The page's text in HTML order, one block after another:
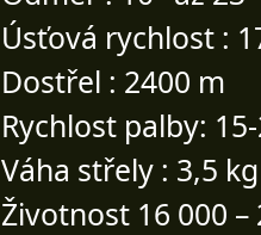
Úsťová rychlost :
Dostřel : 2400 m
Rychlost palby:
Váha střely : 3,5 kg
Životnost 16 000 –